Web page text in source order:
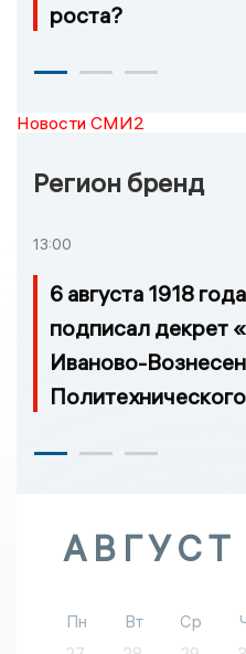
роста?
Новости СМИ2
Регион бренд
13:00
6 августа 1918
подписал декрет
Иваново-
АВГУСТ
Пн Вт Ср